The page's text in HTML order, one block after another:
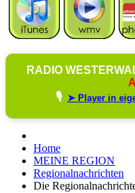
RADIO
🎙️ ➤ Player in
Home
MEINE REGION
Regionalnachrichten
Die